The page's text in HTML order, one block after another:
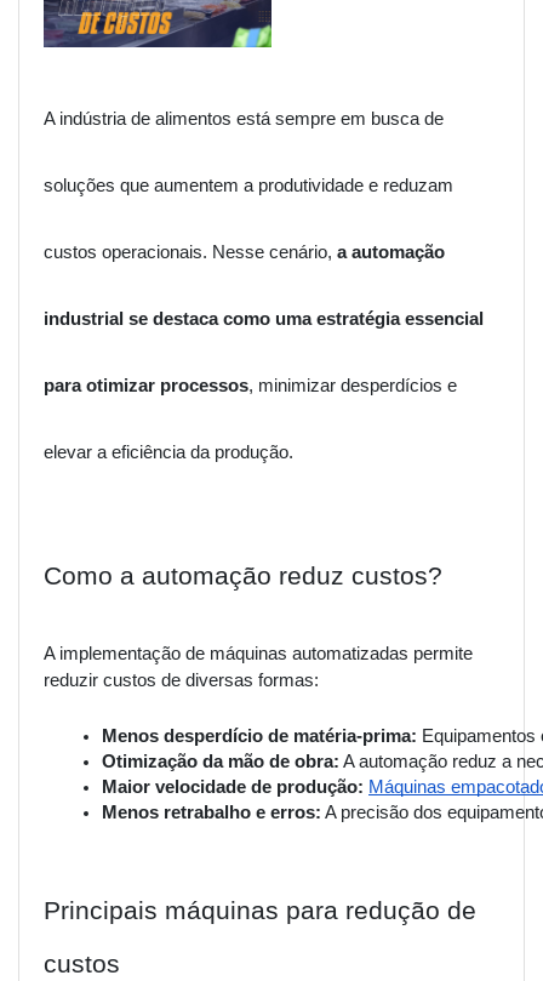
A indústria de alimentos está sempre em busca de
soluções que aumentem a produtividade e reduzam
custos operacionais. Nesse cenário, a automação
industrial se destaca como uma estratégia essencial
para otimizar processos, minimizar desperdícios e
elevar a eficiência da produção.
Como a automação reduz custos?
A implementação de máquinas automatizadas permite
reduzir custos de diversas formas:
Menos desperdício de matéria-prima:
Otimização da mão de obra: A automação reduz a
Maior velocidade de produção: Máquinas
Menos retrabalho e erros: A precisão dos
Principais máquinas para redução de
custos